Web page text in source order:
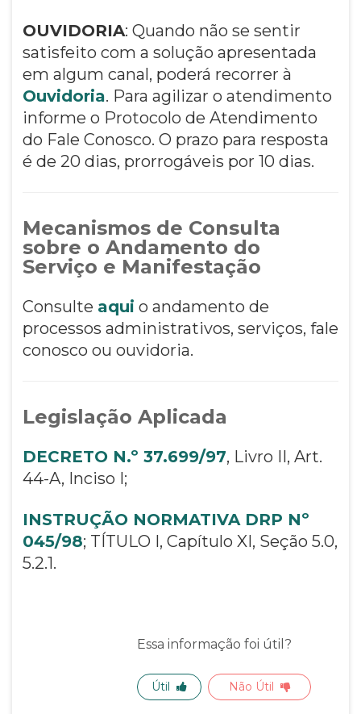
OUVIDORIA: Quando não se sentir
satisfeito com a solução apresentada
em algum canal, poderá recorrer à
Ouvidoria. Para agilizar o atendimento
informe o Protocolo de Atendimento
do Fale Conosco. O prazo para resposta
é de 20 dias, prorrogáveis por 10 dias.
Mecanismos de Consulta
sobre o Andamento do
Serviço e Manifestação
Consulte aqui o andamento de
processos administrativos, serviços, fale
conosco ou ouvidoria.
Legislação Aplicada
DECRETO N.º 37.699/97, Livro II, Art.
44-A, Inciso I;
INSTRUÇÃO NORMATIVA DRP Nº
045/98; TÍTULO I, Capítulo XI, Seção 5.0,
5.2.1.
Essa informação foi útil?
Útil Não Útil